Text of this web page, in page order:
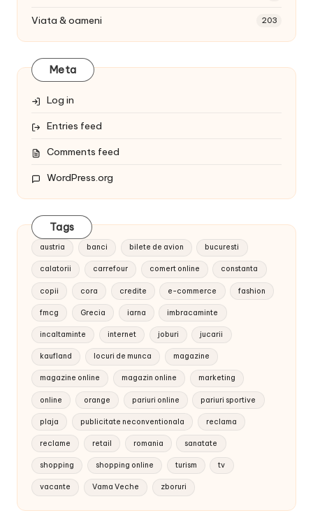
Viata & oameni 203
Meta
Log in
Entries feed
Comments feed
WordPress.org
Tags
austria banci bilete de avion bucuresti
calatorii carrefour comert online constanta
copii cora credite e-commerce fashion
fmcg Grecia iarna imbracaminte
incaltaminte internet joburi jucarii
kaufland locuri de munca magazine
magazine online magazin online marketing
online orange pariuri online pariuri sportive
plaja publicitate neconventionala reclama
reclame retail romania sanatate
shopping shopping online turism tv
vacante Vama Veche zboruri